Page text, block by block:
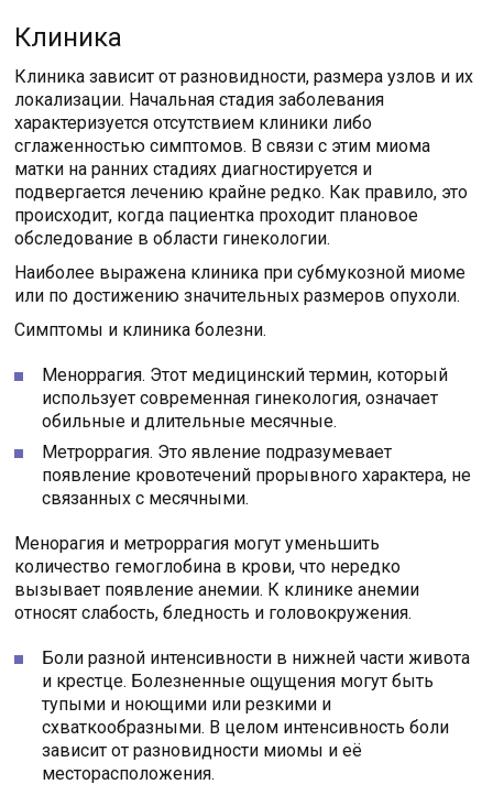
Клиника
Клиника зависит от разновидности, размера узлов и их
локализации. Начальная стадия заболевания
характеризуется отсутствием клиники либо
сглаженностью симптомов. В связи с этим миома
матки на ранних стадиях диагностируется и
подвергается лечению крайне редко. Как правило, это
происходит, когда пациентка проходит плановое
обследование в области гинекологии.
Наиболее выражена клиника при субмукозной миоме
или по достижению значительных размеров опухоли.
Симптомы и клиника болезни.
Меноррагия. Этот медицинский термин, который
использует современная гинекология, означает
обильные и длительные месячные.
Метроррагия. Это явление подразумевает
появление кровотечений прорывного характера, не
связанных с месячными.
Менорагия и метроррагия могут уменьшить
количество гемоглобина в крови, что нередко
вызывает появление анемии. К клинике анемии
относят слабость, бледность и головокружения.
Боли разной интенсивности в нижней части живота
и крестце. Болезненные ощущения могут быть
тупыми и ноющими или резкими и
схваткообразными. В целом интенсивность боли
зависит от разновидности миомы и её
месторасположения.